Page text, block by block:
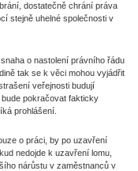
dostatečně chrání práva
stejně uhelné společnosti v
o nastolení právního řádu
tak se k věci mohou vyjádřit
veřejnosti budují
pokračovat fakticky
prohlášení.
o práci, by po uzavření
nedojde k uzavření lomu,
nárůstu v zaměstnanců v